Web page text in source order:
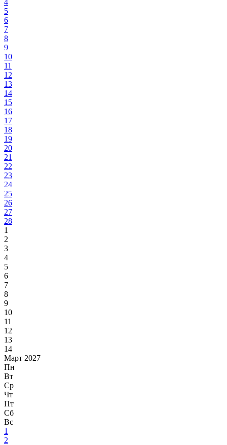
4
5
6
7
8
9
10
11
12
13
14
15
16
17
18
19
20
21
22
23
24
25
26
27
28
1
2
3
4
5
6
7
8
9
10
11
12
13
14
Март 2027
Пн
Вт
Ср
Чт
Пт
Сб
Вс
1
2